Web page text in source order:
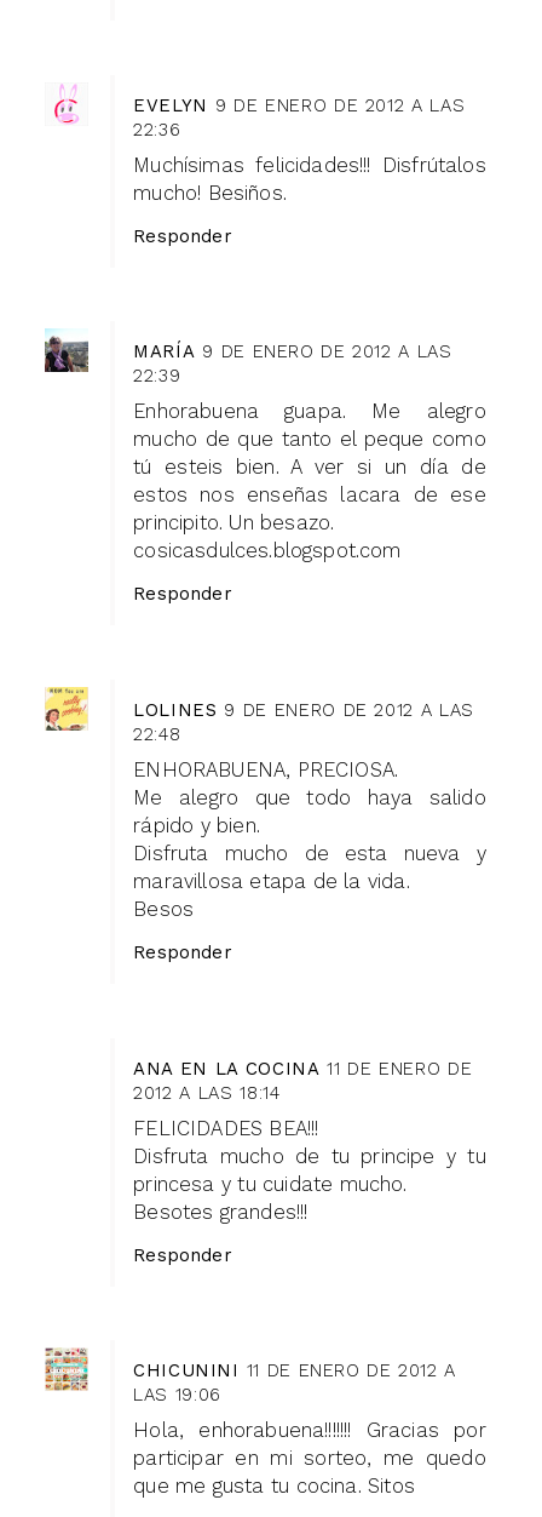
EVELYN 9 DE ENERO DE 2012 A LAS
22:36
Muchísimas felicidades!!! Disfrútalos
mucho! Besiños.
Responder
MARÍA 9 DE ENERO DE 2012 A LAS
22:39
Enhorabuena guapa. Me alegro
mucho de que tanto el peque como
tú esteis bien. A ver si un día de
estos nos enseñas lacara de ese
principito. Un besazo.
cosicasdulces.blogspot.com
Responder
LOLINES 9 DE ENERO DE 2012 A LAS
22:48
ENHORABUENA, PRECIOSA.
Me alegro que todo haya salido
rápido y bien.
Disfruta mucho de esta nueva y
maravillosa etapa de la vida.
Besos
Responder
ANA EN LA COCINA 11 DE ENERO DE
2012 A LAS 18:14
FELICIDADES BEA!!!
Disfruta mucho de tu principe y tu
princesa y tu cuidate mucho.
Besotes grandes!!!
Responder
CHICUNINI 11 DE ENERO DE 2012 A
LAS 19:06
Hola, enhorabuena!!!!!!! Gracias por
participar en mi sorteo, me quedo
que me gusta tu cocina. Sitos